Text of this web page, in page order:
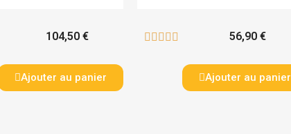
104,50 €
Ajouter au panier
     56,90 €
Ajouter au panier